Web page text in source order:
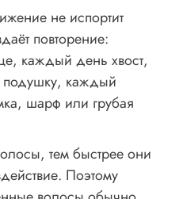
не испортит
повторение:
каждый день хвост,
подушку, каждый
шарф или грубая
тем быстрее они
Поэтому